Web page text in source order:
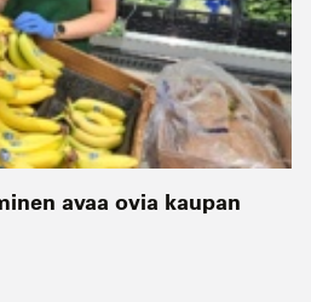
avaa ovia kaupan